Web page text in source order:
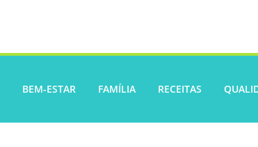
BEM-ESTAR FAMÍLIA RECEITAS